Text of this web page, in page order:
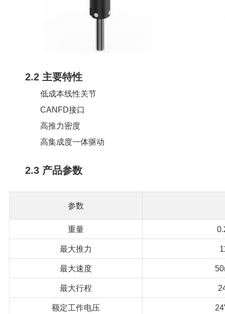
2.2 主要特性
低成本线性关节
CANFD接口
高推力密度
高集成度一体驱动
2.3 产品参数
参数
重量
最大推力
最大速度
最大行程
额定工作电压